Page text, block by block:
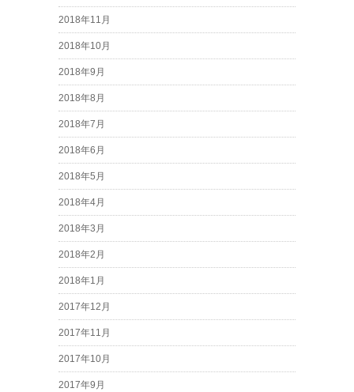
2018年11月
2018年10月
2018年9月
2018年8月
2018年7月
2018年6月
2018年5月
2018年4月
2018年3月
2018年2月
2018年1月
2017年12月
2017年11月
2017年10月
2017年9月